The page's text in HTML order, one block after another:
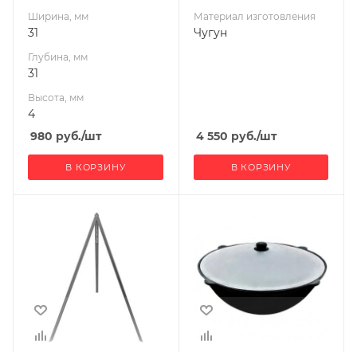
Ширина, мм
31
Глубина, мм
31
Высота, мм
4
980 руб./шт
В КОРЗИНУ
Материал изготовления
Чугун
4 550 руб./шт
В КОРЗИНУ
Габариты В*Ш*Г мм
100x3,5x2,4
Чугун